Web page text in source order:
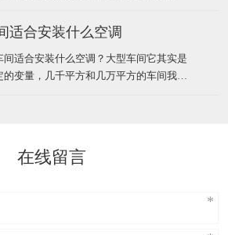
空调和普通空调到底有什么不同！这里说
其实大多指就是压缩机空调，因为先入为
去的商场啊，办公室、家里都装的压缩机
所以很多人反
适合安装什么空调
合安装什么空调？大型车间它其实是
的变量，几千平方和几万平方的车间我们
根据绿风通风
在线留言